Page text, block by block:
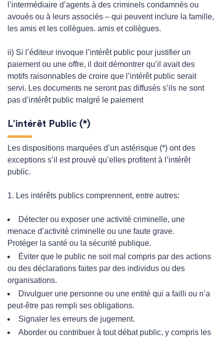
l’intermédiaire d’agents à des criminels condamnés ou
avoués ou à leurs associés – qui peuvent inclure la famille,
les amis et les collègues. amis et collègues.
ii) Si l’éditeur invoque l’intérêt public pour justifier un
paiement ou une offre, il doit démontrer qu’il avait des
motifs raisonnables de croire que l’intérêt public serait
servi. Les documents ne seront pas diffusés s’ils ne sont
pas d’intérêt public malgré le paiement
L’intérêt Public (*)
Les dispositions marquées d’un astérisque (*) ont des
exceptions s’il est prouvé qu’elles profitent à l’intérêt
public.
1. Les intérêts publics comprennent, entre autres:
Détecter ou exposer une activité criminelle, une
menace d’activité criminelle ou une faute grave.
Protéger la santé ou la sécurité publique.
Éviter que le public ne soit mal compris par des actions
ou des déclarations faites par des individus ou des
organisations.
Divulguer une personne ou une entité qui a failli ou n’a
peut-être pas rempli ses obligations.
Signaler les erreurs de jugement.
Aborder ou contribuer à tout débat public, y compris les